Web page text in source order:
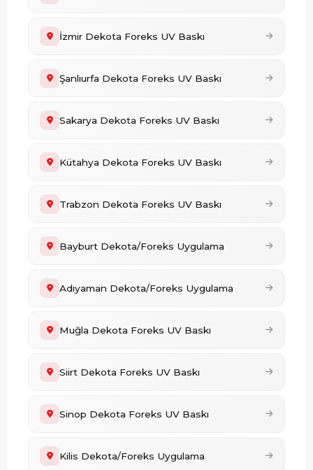
İzmir Dekota Foreks UV Baskı
Şanlıurfa Dekota Foreks UV Baskı
Sakarya Dekota Foreks UV Baskı
Kütahya Dekota Foreks UV Baskı
Trabzon Dekota Foreks UV Baskı
Bayburt Dekota/Foreks Uygulama
Adıyaman Dekota/Foreks Uygulama
Muğla Dekota Foreks UV Baskı
Siirt Dekota Foreks UV Baskı
Sinop Dekota Foreks UV Baskı
Kilis Dekota/Foreks Uygulama